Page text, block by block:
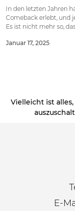
In den letzten Jahren
Comeback erlebt, und
Es ist nicht mehr so,
Januar 17, 2025
Vielleicht ist
E-